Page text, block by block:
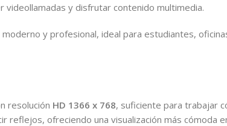
y disfrutar contenido multimedia.
y profesional, ideal para estudiantes,
resolución HD 1366 x 768, suficiente para trabajar
reflejos, ofreciendo una visualización más cómoda